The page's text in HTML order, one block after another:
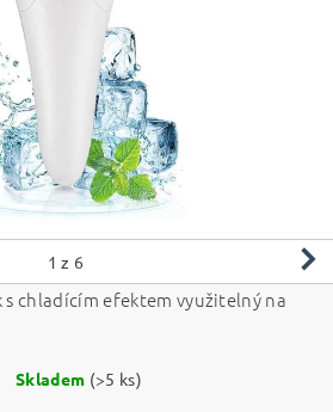
1 z 6
s chladícím efektem využitelný na
Skladem (>5 ks)